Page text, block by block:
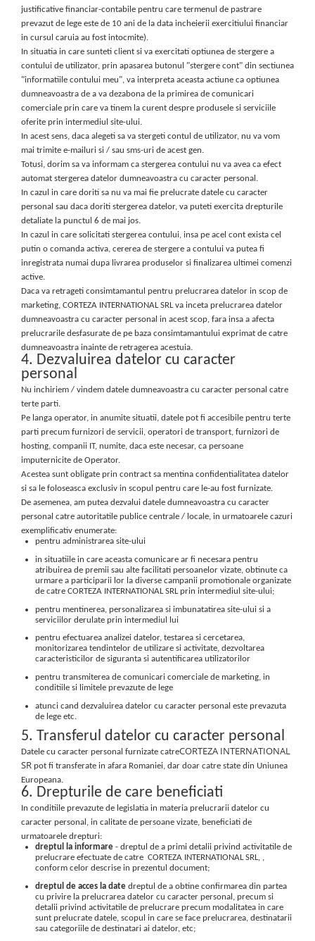
justificative financiar-contabile pentru care termenul de pastrare
prevazut de lege este de 10 ani de la data incheierii exercitiului financiar
in cursul caruia au fost intocmite).
In situatia in care sunteti client si va exercitati optiunea de stergere a
contului de utilizator, prin apasarea butonul "stergere cont" din sectiunea
"informatiile contului meu", va interpreta aceasta actiune ca optiunea
dumneavoastra de a va dezabona de la primirea de comunicari
comerciale prin care va tinem la curent despre produsele si serviciile
oferite prin intermediul site-ului.
In acest sens, daca alegeti sa va stergeti contul de utilizator, nu va vom
mai trimite e-mailuri si / sau sms-uri de acest gen.
Totusi, dorim sa va informam ca stergerea contului nu va avea ca efect
automat stergerea datelor dumneavoastra cu caracter personal.
In cazul in care doriti sa nu va mai fie prelucrate datele cu caracter
personal sau daca doriti stergerea datelor, va puteti exercita drepturile
detaliate la punctul 6 de mai jos.
In cazul in care solicitati stergerea contului, insa pe acel cont exista cel
putin o comanda activa, cererea de stergere a contului va putea fi
inregistrata numai dupa livrarea produselor si finalizarea ultimei comenzi
active.
Daca va retrageti consimtamantul pentru prelucrarea datelor in scop de
marketing, CORTEZA INTERNATIONAL SRL va inceta prelucrarea datelor
dumneavoastra cu caracter personal in acest scop, fara insa a afecta
prelucrarile desfasurate de pe baza consimtamantului exprimat de catre
dumneavoastra inainte de retragerea acestuia.
4. Dezvaluirea datelor cu caracter
personal
Nu inchiriem / vindem datele dumneavoastra cu caracter personal catre
terte parti.
Pe langa operator, in anumite situatii, datele pot fi accesibile pentru terte
parti precum furnizori de servicii, operatori de transport, furnizori de
hosting, companii IT, numite, daca este necesar, ca persoane
imputernicite de Operator.
Acestea sunt obligate prin contract sa mentina confidentialitatea datelor
si sa le foloseasca exclusiv in scopul pentru care le-au fost furnizate.
De asemenea, am putea dezvalui datele dumneavoastra cu caracter
personal catre autoritatile publice centrale / locale, in urmatoarele cazuri
exemplificativ enumerate:
pentru administrarea site-ului
in situatiile in care aceasta comunicare ar fi necesara pentru
atribuirea de premii sau alte facilitati persoanelor vizate, obtinute ca
urmare a participarii lor la diverse campanii promotionale organizate
de catre CORTEZA INTERNATIONAL SRL prin intermediul site-ului;
pentru mentinerea, personalizarea si imbunatatirea site-ului si a
serviciilor derulate prin intermediul lui
pentru efectuarea analizei datelor, testarea si cercetarea,
monitorizarea tendintelor de utilizare si activitate, dezvoltarea
caracteristicilor de siguranta si autentificarea utilizatorilor
pentru transmiterea de comunicari comerciale de marketing, in
conditiile si limitele prevazute de lege
atunci cand dezvaluirea datelor cu caracter personal este prevazuta
de lege etc.
5. Transferul datelor cu caracter personal
Datele cu caracter personal furnizate catreCORTEZA INTERNATIONAL
SR pot fi transferate in afara Romaniei, dar doar catre state din Uniunea
Europeana.
6. Drepturile de care beneficiati
In conditiile prevazute de legislatia in materia prelucrarii datelor cu
caracter personal, in calitate de persoane vizate, beneficiati de
urmatoarele drepturi:
dreptul la informare - dreptul de a primi detalii privind activitatile de
prelucrare efectuate de catre CORTEZA INTERNATIONAL SRL, ,
conform celor descrise in prezentul document;
dreptul de acces la date dreptul de a obtine confirmarea din partea
cu privire la prelucrarea datelor cu caracter personal, precum si
detalii privind activitatile de prelucrare precum modalitatea in care
sunt prelucrate datele, scopul in care se face prelucrarea, destinatarii
sau categoriile de destinatari ai datelor, etc;